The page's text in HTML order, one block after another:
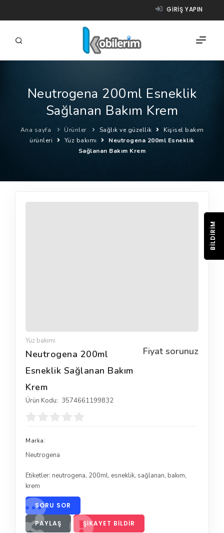
GIRIŞ YAPIN
FIRMALAR
ÜRÜNLER
NASIL ÇALIŞIR?
YARDIM
Neutrogena 200ml Esneklik
Sağlanan Bakım Krem
Ana sayfa Ürünler Sağlık ve güzellik
Kişisel bakım
ürünleri
Yüz bakımı
Neutrogena 200ml Esneklik
Sağlanan Bakım Krem
Yüz bakımı
Fiyat sorunuz
Neutrogena 200ml
Esneklik Sağlanan Bakım
Krem
Ürün Kodu: 3574661199832
Marka:
Neutrogena
Etiketler: neutrogena, 200ml, esneklik, sağlanan, bakım,
krem
SORU SOR
PAYLAŞ ŞIKAYET BILDIR
BILDIRIM